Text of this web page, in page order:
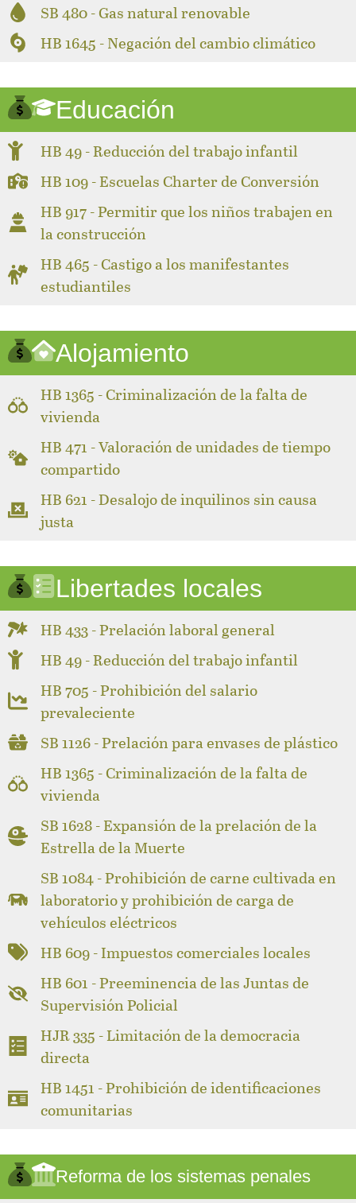
SB 480 - Gas natural renovable
HB 1645 - Negación del cambio climático
Educación
HB 49 - Reducción del trabajo infantil
HB 109 - Escuelas Charter de Conversión
HB 917 - Permitir que los niños trabajen en
la construcción
HB 465 - Castigo a los manifestantes
estudiantiles
Alojamiento
HB 1365 - Criminalización de la falta de
vivienda
HB 471 - Valoración de unidades de tiempo
compartido
HB 621 - Desalojo de inquilinos sin causa
justa
Libertades locales
HB 433 - Prelación laboral general
HB 49 - Reducción del trabajo infantil
HB 705 - Prohibición del salario
prevaleciente
SB 1126 - Prelación para envases de plástico
HB 1365 - Criminalización de la falta de
vivienda
SB 1628 - Expansión de la prelación de la
Estrella de la Muerte
SB 1084 - Prohibición de carne cultivada en
laboratorio y prohibición de carga de
vehículos eléctricos
HB 609 - Impuestos comerciales locales
HB 601 - Preeminencia de las Juntas de
Supervisión Policial
HJR 335 - Limitación de la democracia
directa
HB 1451 - Prohibición de identificaciones
comunitarias
Reforma de los sistemas penales